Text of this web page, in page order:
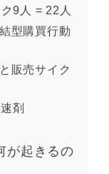
9人 = 22人
型購買行動
販売サイク
剤
が起きるの